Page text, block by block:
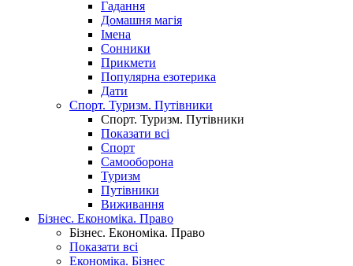
Гадання
Домашня магія
Імена
Сонники
Прикмети
Популярна езотерика
Дати
Спорт. Туризм. Путівники
Спорт. Туризм. Путівники
Показати всі
Спорт
Самооборона
Туризм
Путівники
Виживання
Бізнес. Економіка. Право
Бізнес. Економіка. Право
Показати всі
Економіка. Бізнес